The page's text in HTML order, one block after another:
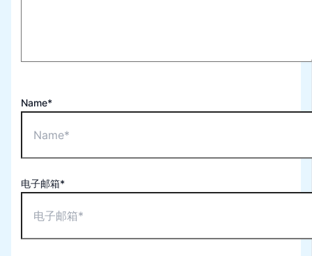
Name*
电子邮箱*